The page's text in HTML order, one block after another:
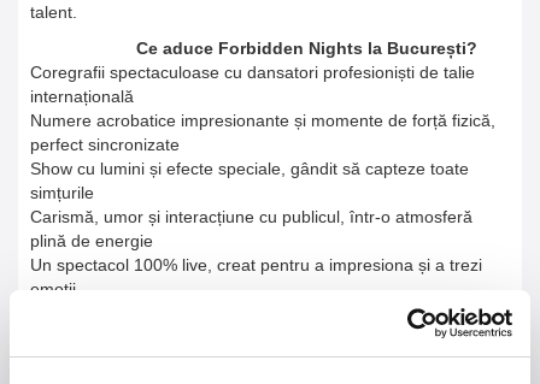
talent.
Ce aduce Forbidden Nights la București?
Coregrafii spectaculoase cu dansatori profesioniști de talie
internațională
Numere acrobatice impresionante și momente de forță fizică,
perfect sincronizate
Show cu lumini și efecte speciale, gândit să capteze toate
simțurile
Carismă, umor și interacțiune cu publicul, într-o atmosferă
plină de energie
Un spectacol 100% live, creat pentru a impresiona și a trezi
emoții.
Un spectacol pentru femei... dar nu numai!